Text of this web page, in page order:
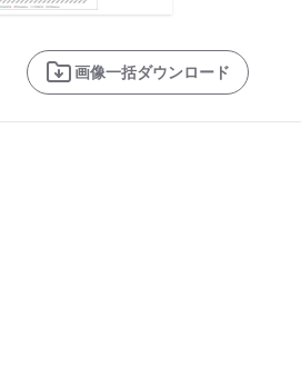
画像一括ダウンロード